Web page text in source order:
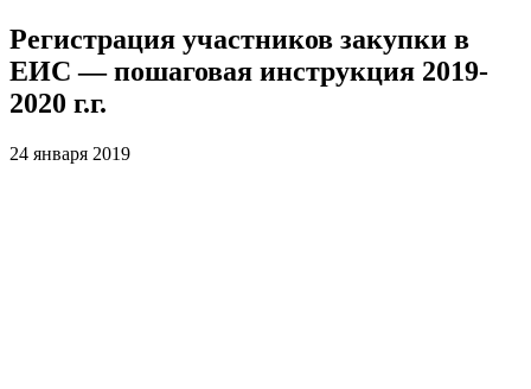
Регистрация участников закупки в
ЕИС — пошаговая инструкция 2019-
2020 г.г.
24 января 2019